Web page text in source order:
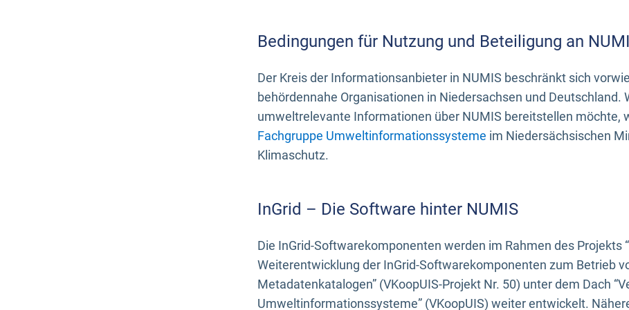
Bedingungen für Nutzung und Beteiligung an
Der Kreis der Informationsanbieter in NUMIS beschränkt sich
behördennahe Organisationen in Niedersachsen und Deutschland.
umweltrelevante Informationen über NUMIS bereitstellen möchte,
Fachgruppe Umweltinformationssysteme im Niedersächsischen
Klimaschutz.
InGrid – Die Software hinter NUMIS
Die InGrid-Softwarekomponenten werden im Rahmen des Projekts
Weiterentwicklung der InGrid-Softwarekomponenten zum Betrieb
Metadatenkatalogen” (VKoopUIS-Projekt Nr. 50) unter dem Dach
Umweltinformationssysteme” (VKoopUIS) weiter entwickelt.